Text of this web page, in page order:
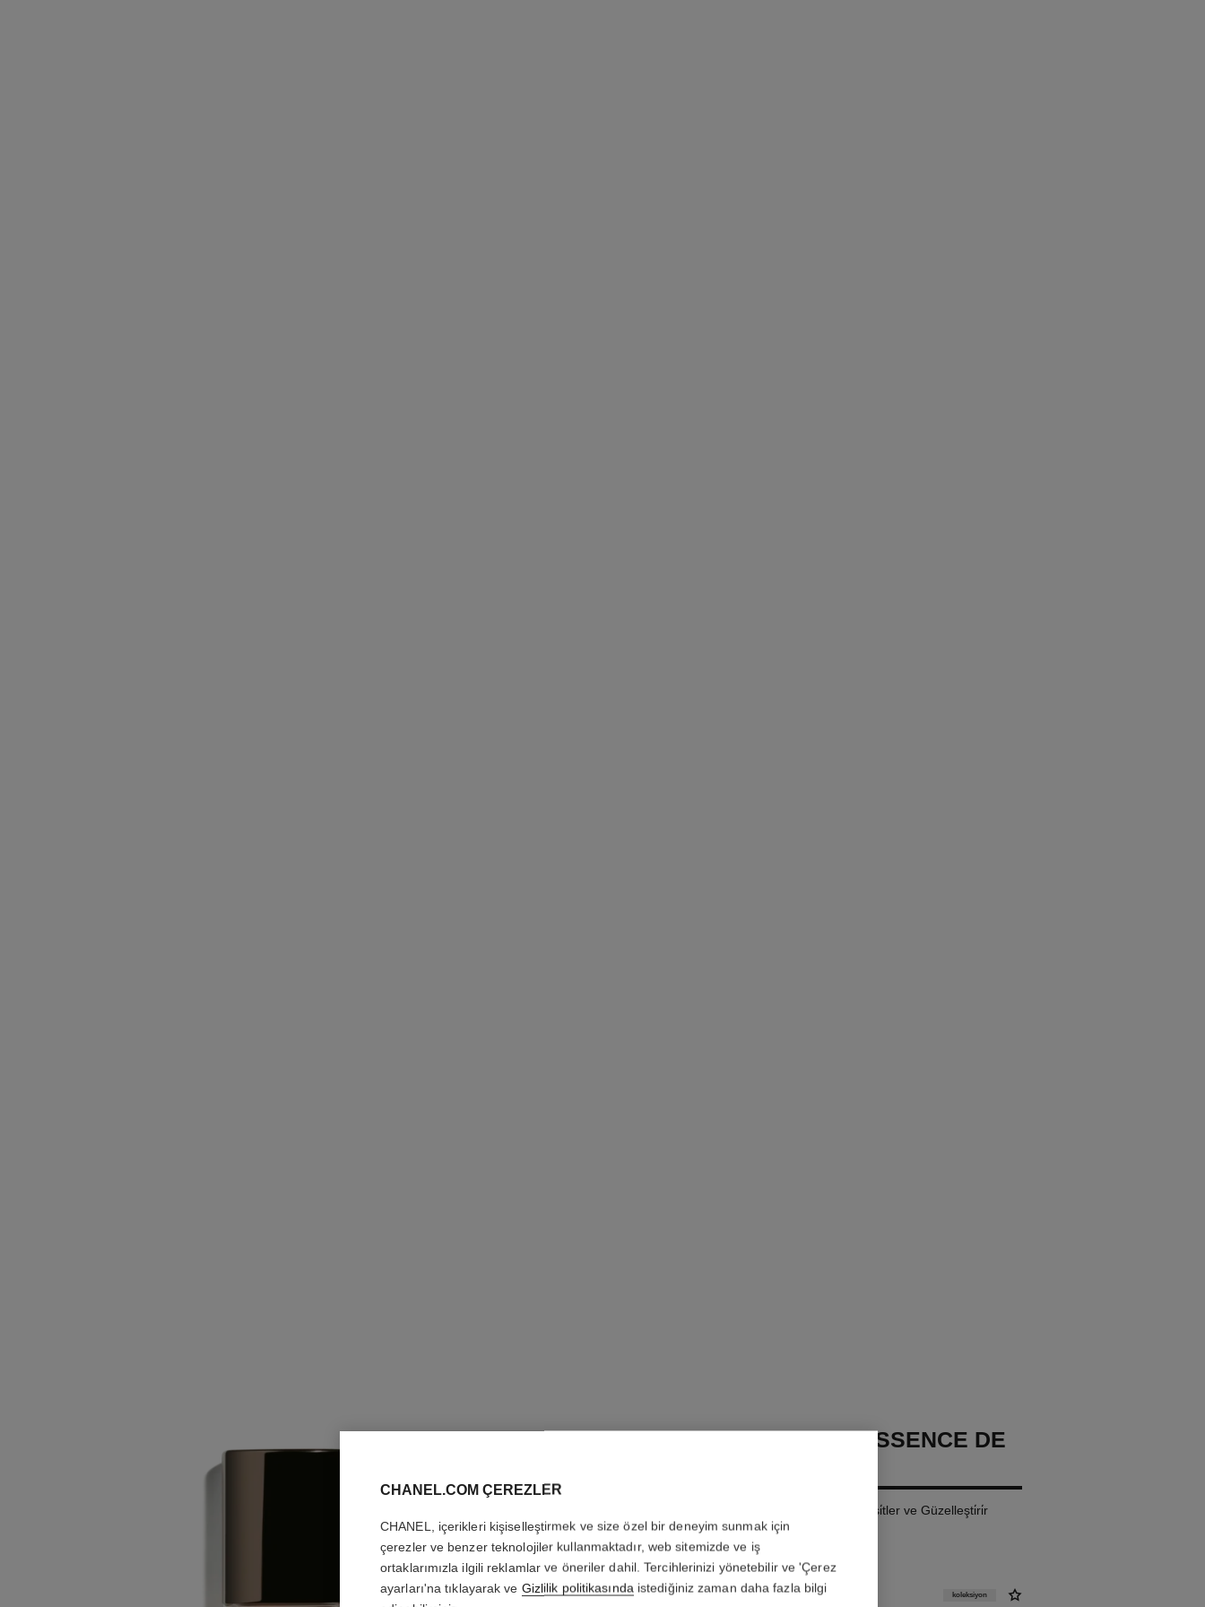
SUBLIMAGE L'ESSENCE DE
Üst Düzey Serum Fondöten: Eşi̇tler ve Güzelleşti̇ri̇r
Daha fazla ayrıntı
Ref. 147178
9 550 TRY* koleksiyon
CHANEL.COM ÇEREZLER
CHANEL, içerikleri kişiselleştirmek ve size özel bir deneyim sunmak için
çerezler ve benzer teknolojiler kullanmaktadır, web sitemizde ve iş
ortaklarımızla ilgili reklamlar ve öneriler dahil. Tercihlerinizi yönetebilir ve 'Çerez
ayarları'na tıklayarak ve Gizlilik politikasındaistediğiniz zaman daha fazla bilgi